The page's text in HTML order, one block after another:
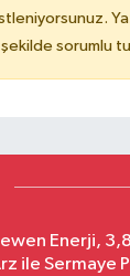
sorumlu
Enerji,
ile Sermaye